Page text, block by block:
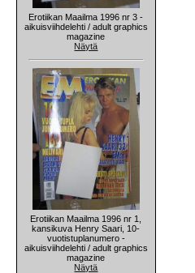
Erotiikan Maailma 1996 nr 3 -
aikuisviihdelehti / adult graphics
magazine
Näytä
Erotiikan Maailma 1996 nr 1,
kansikuva Henry Saari, 10-
vuotistuplanumero -
aikuisviihdelehti / adult graphics
magazine
Näytä